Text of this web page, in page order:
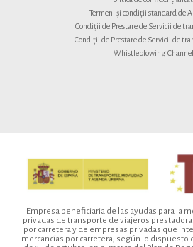
Termeni și condiții standard de
Condiții de Prestare de Servicii de
Condiții de Prestare de Servicii de
Whistleblowing Channel
Empresa beneficiaria de las ayudas para la
privadas de transporte de viajeros
por carretera y de empresas privadas que
mercancías por carretera, según lo dispuesto